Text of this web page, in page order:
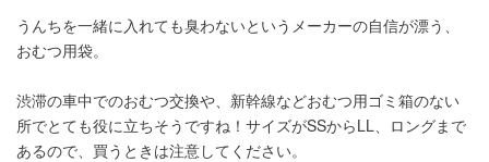
うんちを一緒に入れても臭わないというメーカーの自信が漂う、
おむつ用袋。
渋滞の車中でのおむつ交換や、新幹線などおむつ用ゴミ箱のない
所でとても役に立ちそうですね！サイズがSSからLL、ロングまで
あるので、買うときは注意してください。